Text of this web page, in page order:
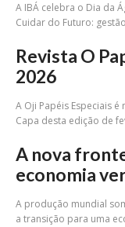
A IBÁ celebra o Dia da
Cuidar do Futuro:
Revista O
2026
A Oji Papéis Especiais
Capa desta edição de
A nova
economia
A produção mundial
a transição para uma